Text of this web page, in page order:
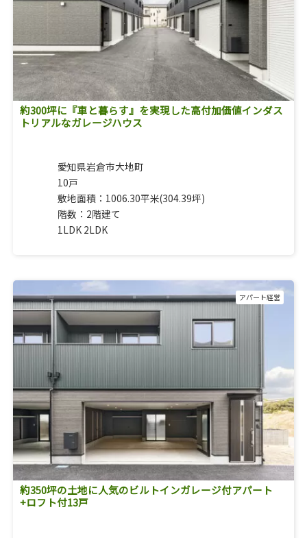
約300坪に『車と暮らす』を実現した高付加価値インダス
トリアルなガレージハウス
愛知県岩倉市大地町
10戸
敷地面積：1006.30平米(304.39坪)
階数：2階建て
1LDK 2LDK
約350坪の土地に人気のビルトインガレージ付アパート
+ロフト付13戸
アパート経営